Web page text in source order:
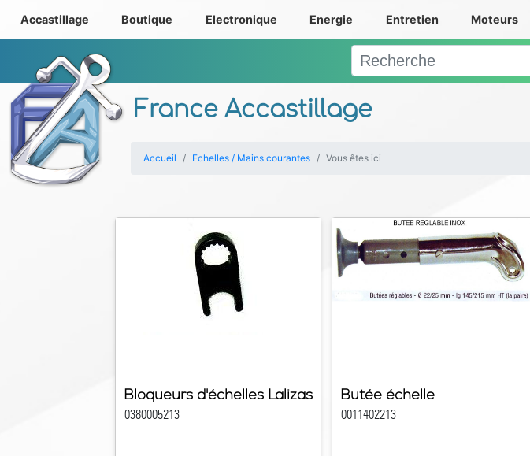
France Accastillage
Accastillage Boutique Electronique Energie Entretien Moteurs
Accueil Echelles / Mains courantes Vous êtes ici
Bloqueurs d'échelles Lalizas
0380005213
Butée échelle
0011402213